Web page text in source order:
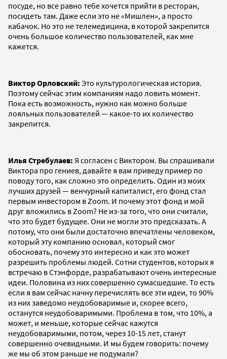
посуде, но все равно тебе хочется прийти в ресторан,
посидеть там. Даже если это не «Мишлен», а просто
кабачок. Но это не телемедицина, в которой закрепится
очень большое количество пользователей, как мне
кажется.
Виктор Орловский: Это культурологическая история.
Поэтому сейчас этим компаниям надо ловить момент.
Пока есть возможность, нужно как можно больше
лояльных пользователей — какое-то их количество
закрепится.
Илья Стребулаев: Я согласен с Виктором. Вы спрашивали
Виктора про гениев, давайте я вам приведу пример по
поводу того, как сложно это определить. Один из моих
лучших друзей — венчурный капиталист, его фонд стал
первым инвестором в Zoom. И почему этот фонд и мой
друг вложились в Zoom? Не из-за того, что они считали,
что это будет будущее. Они не могли это предсказать. А
потому, что они были достаточно впечатлены человеком,
который эту компанию основал, который смог
обосновать, почему это интересно и как это может
разрешить проблемы людей. Сотни студентов, которых я
встречаю в Стэнфорде, разрабатывают очень интересные
идеи. Половина из них совершенно сумасшедшие. То есть
если я вам сейчас начну перечислять все эти идеи, то 90%
из них заведомо неудобоваримые и, скорее всего,
останутся неудобоваримыми. Проблема в том, что 10%, а
может, и меньше, которые сейчас кажутся
неудобоваримыми, потом, через 10-15 лет, станут
совершенно очевидными. И мы будем говорить: почему
же мы об этом раньше не подумали?